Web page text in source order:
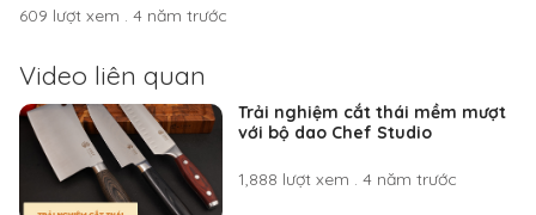
609 lượt xem . 4 năm trước
Video liên quan
Trải nghiệm cắt thái mềm mượt
với bộ dao Chef Studio
1,888 lượt xem . 4 năm trước